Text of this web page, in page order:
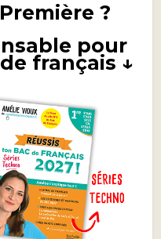
?
pour
français ↓